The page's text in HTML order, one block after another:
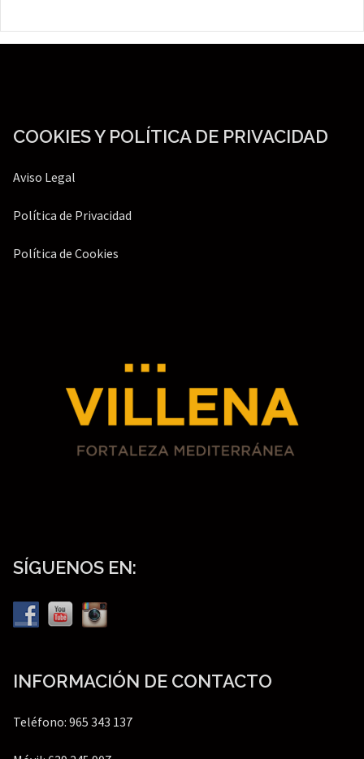
COOKIES Y POLÍTICA DE PRIVACIDAD
Aviso Legal
Política de Privacidad
Política de Cookies
SÍGUENOS EN:
INFORMACIÓN DE CONTACTO
Teléfono: 965 343 137